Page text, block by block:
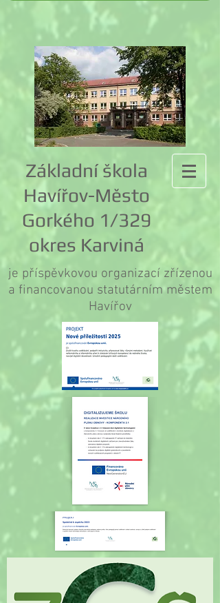
Základní škola
Havířov-Město
Gorkého 1/329
okres Karviná
je příspěvkovou organizací zřízenou
a financovanou statutárním městem
Havířov